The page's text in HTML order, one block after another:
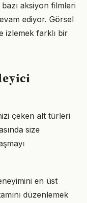
aksiyon filmleri
ediyor. Görsel
izlemek farklı bir
çeken alt türleri
size
en üst
düzenlemek